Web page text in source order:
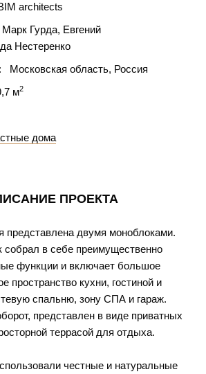
architects
Марк Гурда Евгений
Нестеренко
Московская область, Россия
м2
дома
ПРОЕКТА
представлена двумя моноблоками.
собрал в себе преимущественно
функции и включает большое
пространство кухни, гостиной и
спальню, зону СПА и гараж.
представлен в виде приватных
террасой для отдыха.
честные и натуральные